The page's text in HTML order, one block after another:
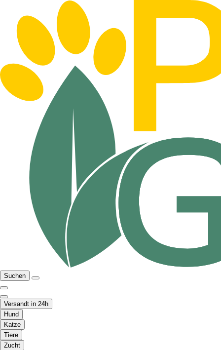
Suchen
Versandt in 24h
Hund
Katze
Tiere
Zucht